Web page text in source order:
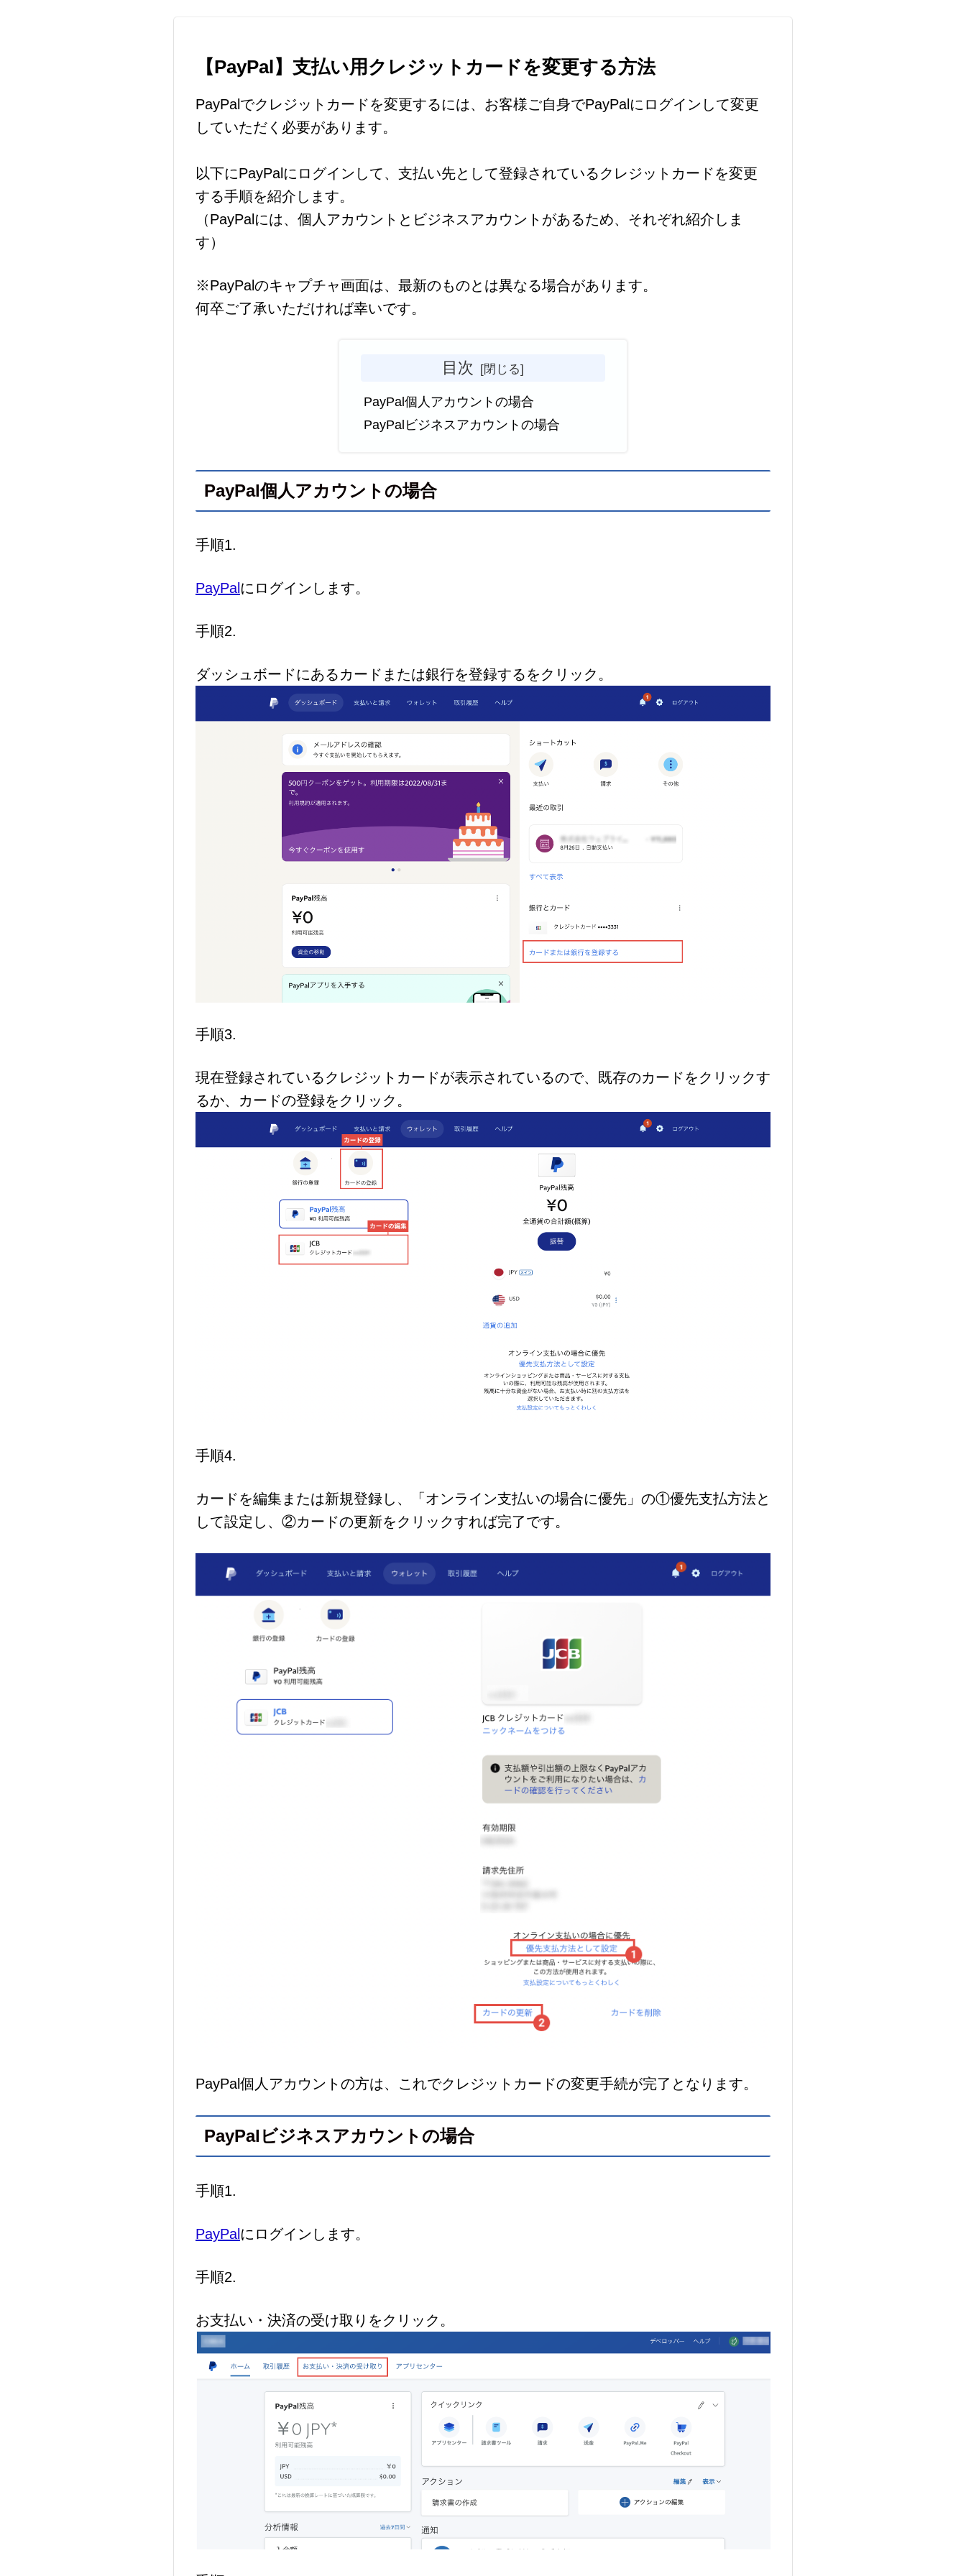
【PayPal】支払い用クレジットカードを変更する方法
PayPalでクレジットカードを変更するには、お客様ご自身でPayPalにログインして変更
していただく必要があります。
以下にPayPalにログインして、支払い先として登録されているクレジットカードを変更
する手順を紹介します。
（PayPalには、個人アカウントとビジネスアカウントがあるため、それぞれ紹介しま
す）
※PayPalのキャプチャ画面は、最新のものとは異なる場合があります。
何卒ご了承いただければ幸いです。
目次
PayPal個人アカウントの場合
PayPalビジネスアカウントの場合
PayPal個人アカウントの場合
手順1.
PayPal にログインします。
手順2.
ダッシュボードにあるカードまたは銀行を登録するをクリック。
手順3.
現在登録されているクレジットカードが表示されているので、既存のカードをクリックす
るか、 カードの登録をクリック。
手順4.
カードを編集または新規登録し、「オンライン支払いの場合に優先」の①優先支払方法と
して設定 し、②カードの更新をクリックすれば完了です。
PayPal個人アカウントの方は、これでクレジットカードの変更手続が完了となります。
PayPalビジネスアカウントの場合
手順1.
PayPalにログインします。
手順2.
お支払い・決済の受け取り をクリック。